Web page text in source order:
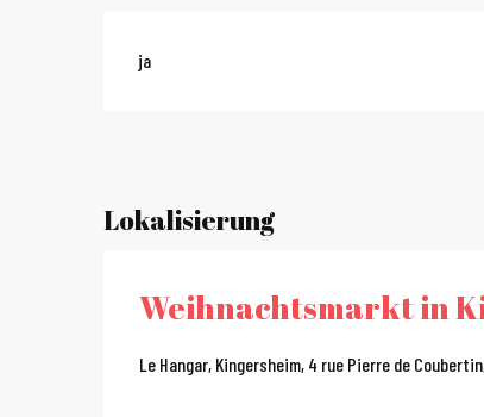
ja
Lokalisierung
Weihnachtsmarkt in
Le Hangar, Kingersheim, 4 rue Pierre de